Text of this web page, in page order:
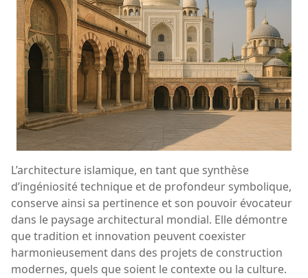
L’architecture islamique, en tant que synthèse
d’ingéniosité technique et de profondeur symbolique,
conserve ainsi sa pertinence et son pouvoir évocateur
dans le paysage architectural mondial. Elle démontre
que tradition et innovation peuvent coexister
harmonieusement dans des projets de construction
modernes, quels que soient le contexte ou la culture.